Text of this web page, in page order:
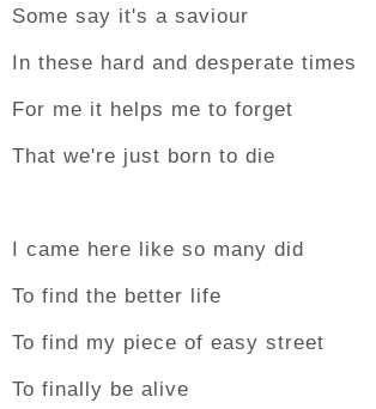
Some say it's a saviour
In these hard and desperate times
For me it helps me to forget
That we're just born to die
I came here like so many did
To find the better life
To find my piece of easy street
To finally be alive